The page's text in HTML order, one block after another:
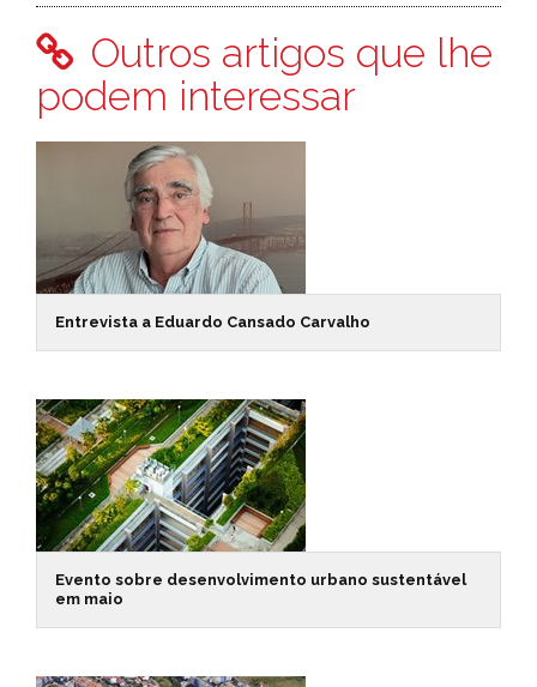
Outros artigos que lhe
podem interessar
Entrevista a Eduardo Cansado Carvalho
Evento sobre desenvolvimento urbano sustentável
em maio